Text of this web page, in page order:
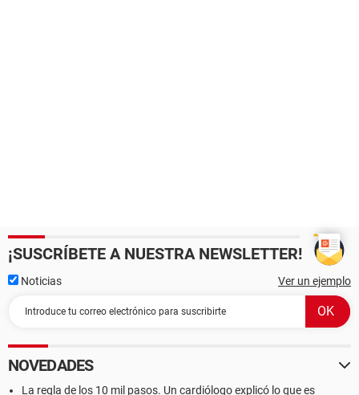
¡SUSCRÍBETE A NUESTRA NEWSLETTER!
Noticias Ver un ejemplo
NOVEDADES
La regla de los 10 mil pasos. Un cardiólogo explicó lo que es